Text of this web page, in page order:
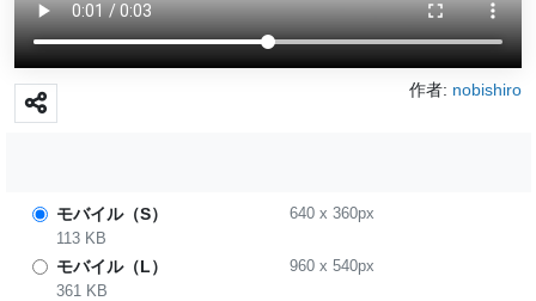
作者: nobishiro
モバイル（S） 640x 360px
113 KB
モバイル（L） 960x 540px
361 KB